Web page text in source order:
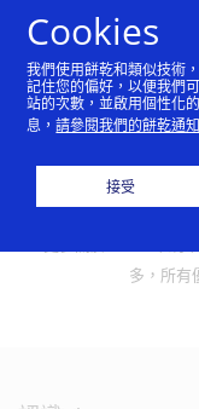
Visa
網購刷Visa
多，所有
Cookies
我們使用餅乾和類似技術
記住您的偏好，以便我們
站的次數，並啟用個性化
息，請參閱我們的餅乾通
接受